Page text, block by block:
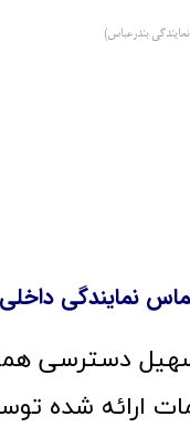
بندرعباس)
نمایندگی
ارائه شده توسط